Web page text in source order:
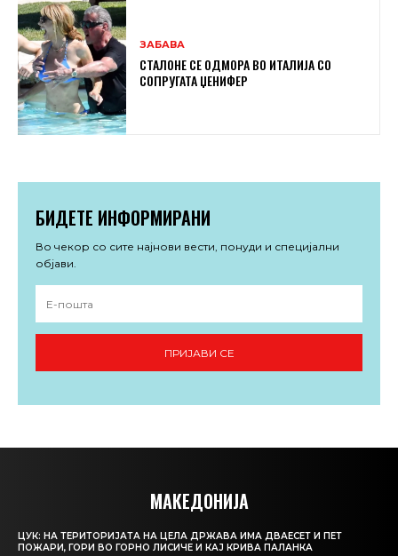
ЗАБАВА
СТАЛОНЕ СЕ ОДМОРА ВО ИТАЛИЈА СО
СОПРУГАТА ЏЕНИФЕР
БИДЕТЕ ИНФОРМИРАНИ
Во чекор со сите најнови вести, понуди и специјални
објави.
ПРИЈАВИ СЕ
МАКЕДОНИЈА
ЦУК: НА ТЕРИТОРИЈАТА НА ЦЕЛА ДРЖАВА ИМА ДВАЕСЕТ И ПЕТ
ПОЖАРИ, ГОРИ ВО ГОРНО ЛИСИЧЕ И КАЈ КРИВА ПАЛАНКА